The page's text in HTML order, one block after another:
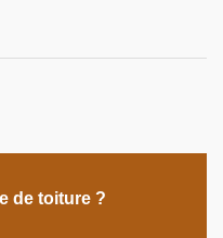
de toiture ?